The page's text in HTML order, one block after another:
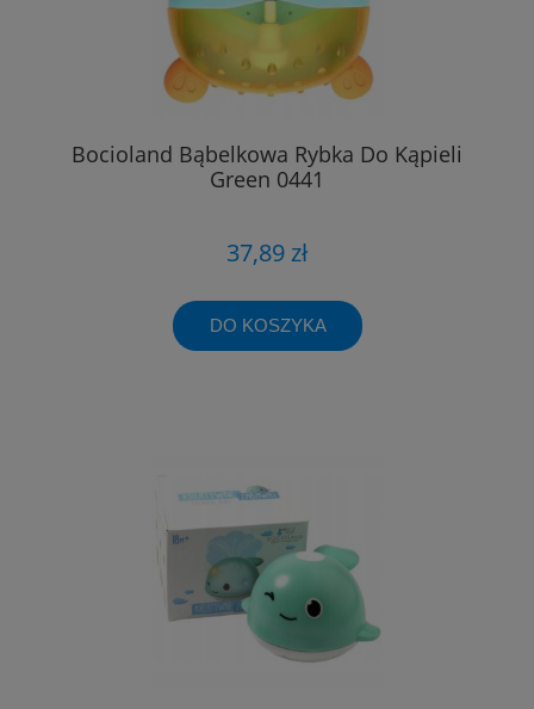
Bocioland Bąbelkowa Rybka Do Kąpieli
Green 0441
37,89 zł
DO KOSZYKA